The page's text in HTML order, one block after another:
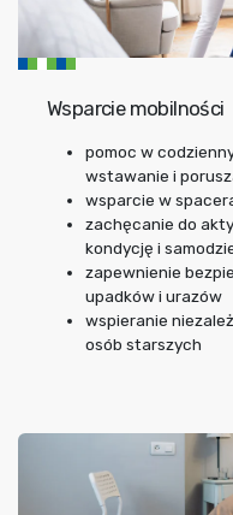
Wsparcie mobilności
pomoc w
wstawanie i
wsparcie w
zachęcanie do
kondycję i
zapewnienie
upadków i urazów
wspieranie
osób starszych